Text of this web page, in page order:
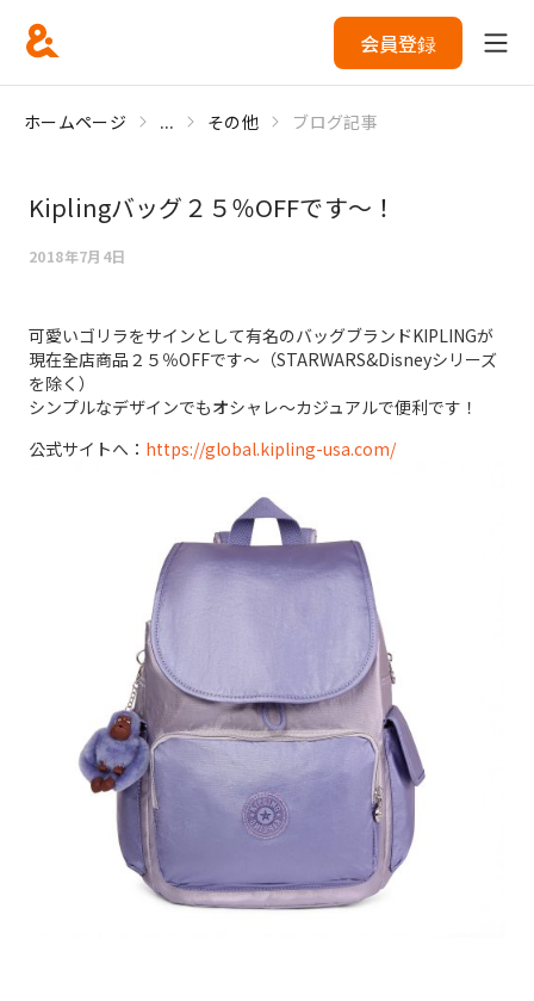
会員登録
ホームページ ... その他 ブログ記事
Kiplingバッグ２５％OFFです～！
2018年7月4日
可愛いゴリラをサインとして有名のバッグブランドKIPLINGが
現在全店商品２５％OFFです～（STARWARS&Disneyシリーズ
を除く）
シンプルなデザインでもオシャレ～カジュアルで便利です！
公式サイトへ： https://global.kipling-usa.com/